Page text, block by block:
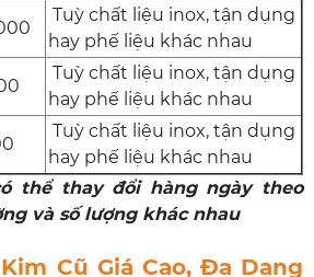
Tuỳ chất liệu inox, tận dụng
hay phế liệu khác nhau
Tuỳ chất liệu inox, tận dụng
hay phế liệu khác nhau
Tuỳ chất liệu inox, tận dụng
hay phế liệu khác nhau
thể thay đổi hàng ngày theo
và số lượng khác nhau
Cũ Giá Cao, Đa Dạng